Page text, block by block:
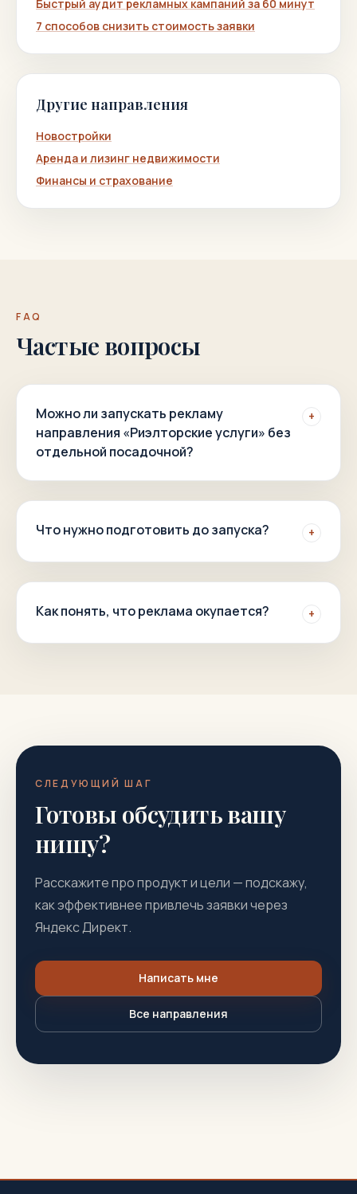
Быстрый аудит рекламных кампаний за 60 минут
7 способов снизить стоимость заявки
Другие направления
Новостройки
Аренда и лизинг недвижимости
Финансы и страхование
FAQ
Частые вопросы
Можно ли запускать рекламу
направления «Риэлторские услуги» без
отдельной посадочной?
+
Что нужно подготовить до запуска? +
Как понять, что реклама окупается? +
СЛЕДУЮЩИЙ ШАГ
Готовы обсудить вашу
нишу?
Расскажите про продукт и цели — подскажу,
как эффективнее привлечь заявки через
Яндекс Директ.
Написать мне
Все направления